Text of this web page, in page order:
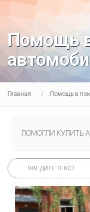
Помощь
Главная Помощь в
ПОМОГЛИ КУПИТЬ